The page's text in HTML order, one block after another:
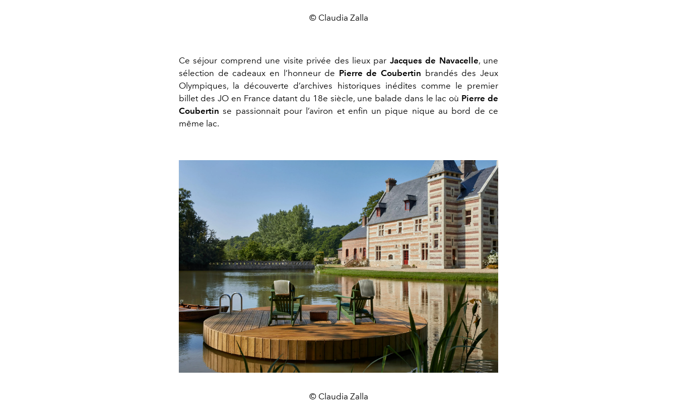
© Claudia Zalla
Ce séjour comprend une visite privée des lieux par Jacques de Navacelle, une
sélection de cadeaux en l’honneur de Pierre de Coubertin brandés des Jeux
Olympiques, la découverte d’archives historiques inédites comme le premier
billet des JO en France datant du 18e siècle, une balade dans le lac où Pierre de
Coubertinse passionnait pour l’aviron et enfin un pique nique au bord de ce
même lac.
© Claudia Zalla